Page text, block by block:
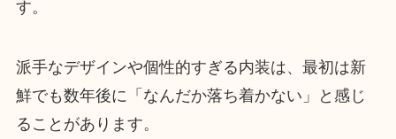
す。
派手なデザインや個性的すぎる内装は、最初は新
鮮でも数年後に「なんだか落ち着かない」と感じ
ることがあります。